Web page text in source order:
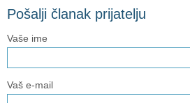
Pošalji članak prijatelju
Vaše ime
Vaš e-mail